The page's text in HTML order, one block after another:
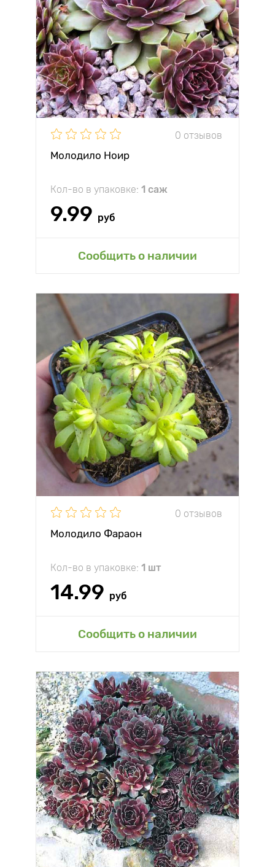
0 отзывов
Молодило Ноир
Кол-во в упаковке: 1 саж
9.99 руб
Сообщить о наличии
0 отзывов
Молодило Фараон
Кол-во в упаковке: 1 шт
14.99 руб
Сообщить о наличии